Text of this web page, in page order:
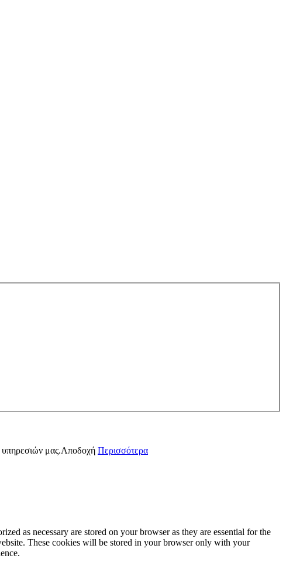
μας.Αποδοχή Περισσότερα
as necessary are stored on your browser as they are essential for the
These cookies will be stored in your browser only with your